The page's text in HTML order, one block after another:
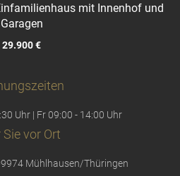
mit Innenhof und
Garagen
29.900 €
Uhr | Fr 09:00 - 14:00 Uhr
Sie vor Ort
Mühlhausen/Thüringen